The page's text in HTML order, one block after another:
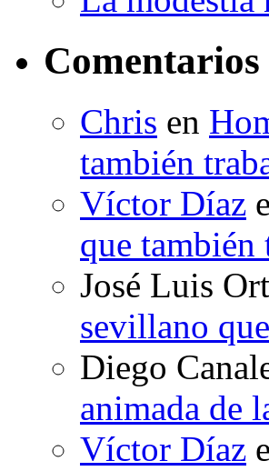
Comentarios
Chris en
también
Víctor Díaz
que también
José Luis
sevillano
Diego
animada de
Víctor Díaz